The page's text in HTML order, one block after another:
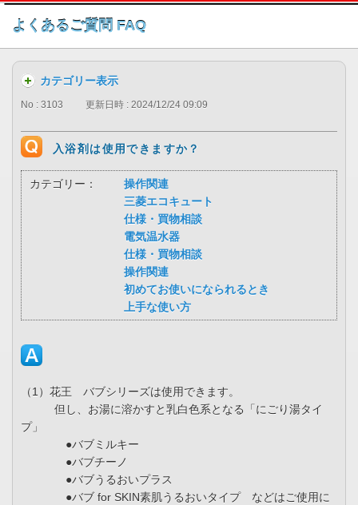
このページの本文へ
よくあるご質問 FAQ
カテゴリー表示
No : 3103 更新日時 : 2024/12/24 09:09
入浴剤は使用できますか？
カテゴリー：
操作関連
三菱エコキュート
仕様・買物相談
電気温水器
仕様・買物相談
操作関連
初めてお使いになられるとき
上手な使い方
（1）花王 バブシリーズは使用できます。
但し、お湯に溶かすと乳白色系となる「にごり湯タイ
プ」
●バブミルキー
●バブチーノ
●バブうるおいプラス
●バブ for SKIN素肌うるおいタイプ などはご使用に